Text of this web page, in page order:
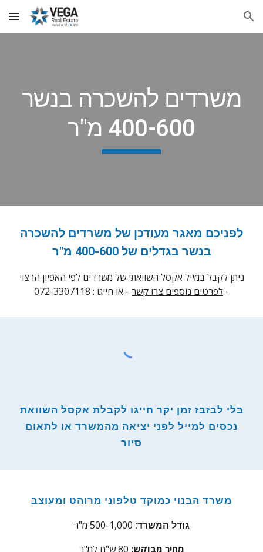
Skip to main content Skip to navigation
משרדים להשכרה בנשר
400-600 מ"ר
לפניכם מאגר מעודכן של משרדים להשכרה
בנשר בגדלים של 400-600 מ"ר
ניתן לקבל במייל אקסל השוואתי של משרדים לפי האפיון הרצוי
- לפרטים נוספים צרו קשר - או חייגו : 072-3307118
בלי לבזבז זמן יקר חייגו לקבלת אקסל השוואת
נכסים למייל לפני יציאה מהמשרד או לתאום
סיור
משרד הבנוי כמוקד טלפוני מרוהט ומעוצב
גודל המשרד:
מחיר מבוקש:
80 ש"ח למ"ר